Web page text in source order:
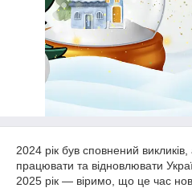
2024 рік був сповнений
працювати та відновлювати
2025 рік — віримо, що це час